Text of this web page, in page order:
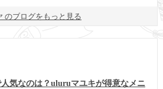
のブログをもっと見る
気なのは？uluruマユキが得意なメニ